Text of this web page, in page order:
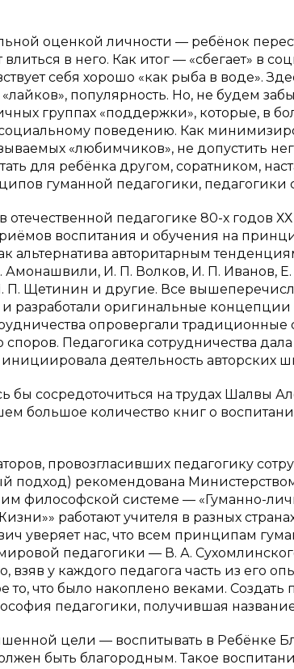
оценкой личности — ребёнок
в него. Как итог — «сбегает» в
себя хорошо «как рыба в воде».
популярность. Но, не будем
группах «поддержки», которые, в
поведению. Как
«любимчиков», не допустить
для ребёнка другом, соратником,
гуманной педагогики, педагогики
педагогике 80-х годов ХХ
воспитания и обучения на
альтернатива авторитарным
И. П. Волков, И. П. Иванов,
П. Щетинин и другие. Все
разработали оригинальные концепции
опровергали традиционные
Педагогика сотрудничества
деятельность авторских
бы сосредоточиться на трудах Шалвы
большое количество книг о
провозгласивших педагогику
подход) рекомендована
философской системе — «Гуманно-
работают учителя в разных
уверяет нас, что всем принципам
педагогики — В. А.
у каждого педагога часть из его
что было накоплено веками. Создать
педагогики, получившая
цели — воспитывать в Ребёнке
быть благородным. Такое